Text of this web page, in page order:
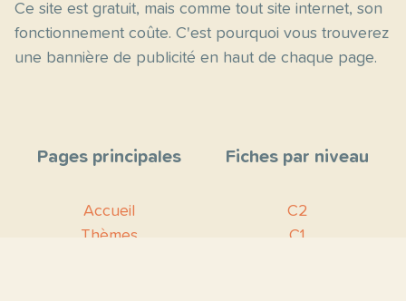
Ce site est gratuit, mais comme tout site internet, son
fonctionnement coûte. C'est pourquoi vous trouverez
une bannière de publicité en haut de chaque page.
Pages principales
Accueil
Thèmes
Fiches par niveau
C2
C1